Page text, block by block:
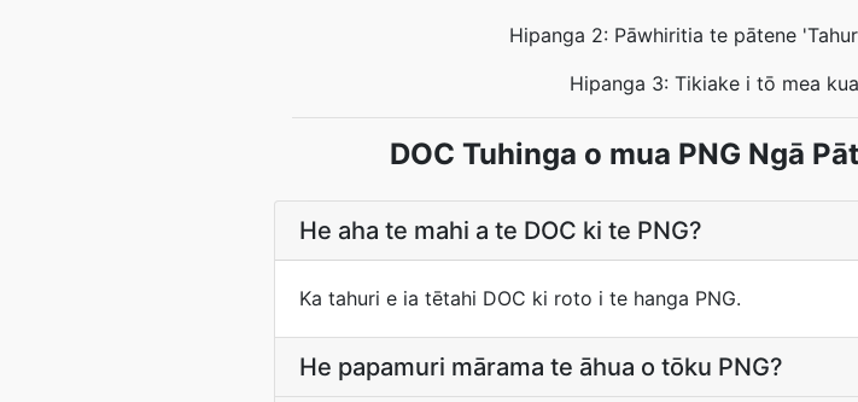
Hipanga 2: Pāwhiritia te pātene
Hipanga 3: Tikiake i tō mea
DOC Tuhinga o mua PNG Ngā
He aha te mahi a te DOC ki te PNG?
Ka tahuri e ia tētahi DOC ki roto i te hanga PNG.
He papamuri mārama te āhua o tōku PNG?